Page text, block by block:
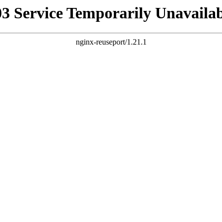
Service Temporarily
nginx-reuseport/1.21.1